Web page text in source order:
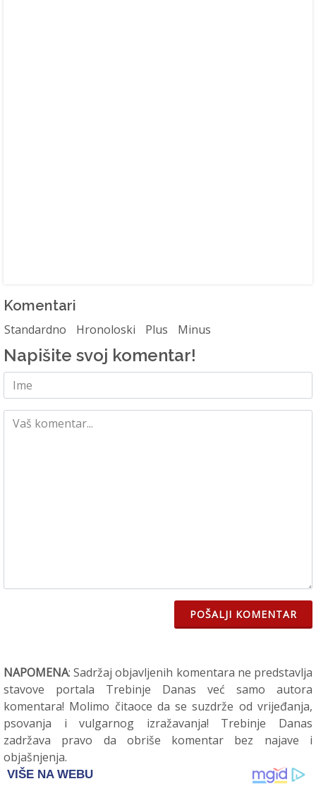
Komentari
Standardno Hronoloski Plus Minus
Napišite svoj komentar!
POŠALJI KOMENTAR
NAPOMENA: Sadržaj objavljenih komentara ne predstavlja
stavove portala Trebinje Danas već samo autora
komentara! Molimo čitaoce da se suzdrže od vrijeđanja,
psovanja i vulgarnog izražavanja! Trebinje Danas
zadržava pravo da obriše komentar bez najave i
objašnjenja.